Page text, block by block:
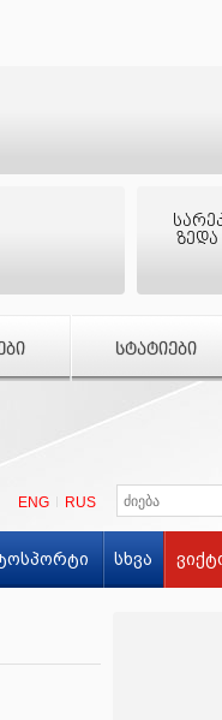
ზედა
ᲡᲢᲐᲢᲘᲔᲑᲘ
ENG RUS
სხვა